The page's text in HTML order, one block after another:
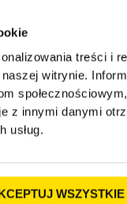
treści i
witrynie.
z innymi danymi
usług.
WSZYSTKIE